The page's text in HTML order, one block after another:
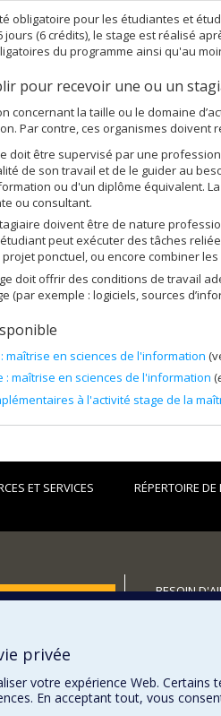
obligatoire pour les étudiantes et
jours (6 crédits), le stage est réalisé
du programme ainsi qu'au
pour recevoir une ou un
concernant la taille ou le domaine
Par contre, ces organismes
doit être supervisé par une
de son travail et de le guider au
ou d'un diplôme équivalent.
ou consultant.
doivent être de nature
peut exécuter des tâches
ponctuel, ou encore combiner
doit offrir des conditions de travail
(par exemple : logiciels, sources
maîtrise en sciences de l'information
: maîtrise en sciences de l'information (
à l'activité stage de la
ET SERVICES RÉPERTOIRE DE
BESOIN
privée
votre expérience Web.
En acceptant tout, vous